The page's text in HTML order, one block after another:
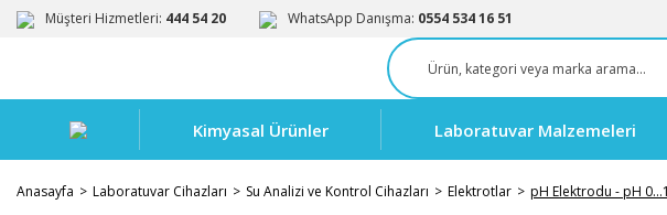
Müşteri Hizmetleri: 444 54 20 WhatsApp Danışma: 0554 534 16 51
Kimyasal Ürünler Laboratuvar Malzemeleri
Anasayfa Laboratuvar Cihazları Su Analizi ve Kontrol Cihazları Elektrotlar pH Elektrodu - pH